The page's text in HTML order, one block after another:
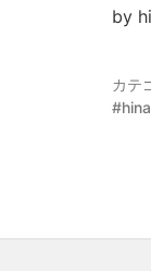
by
カテ